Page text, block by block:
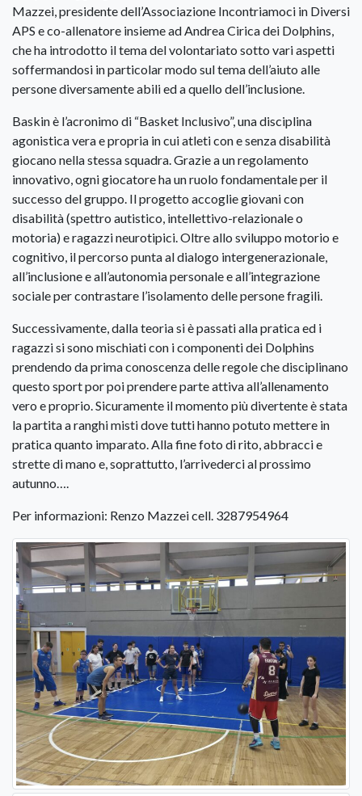
Mazzei, presidente dell’Associazione Incontriamoci in Diversi
APS e co-allenatore insieme ad Andrea Cirica dei Dolphins,
che ha introdotto il tema del volontariato sotto vari aspetti
soffermandosi in particolar modo sul tema dell’aiuto alle
persone diversamente abili ed a quello dell’inclusione.
Baskin è l’acronimo di “Basket Inclusivo”, una disciplina
agonistica vera e propria in cui atleti con e senza disabilità
giocano nella stessa squadra. Grazie a un regolamento
innovativo, ogni giocatore ha un ruolo fondamentale per il
successo del gruppo. Il progetto accoglie giovani con
disabilità (spettro autistico, intellettivo-relazionale o
motoria) e ragazzi neurotipici. Oltre allo sviluppo motorio e
cognitivo, il percorso punta al dialogo intergenerazionale,
all’inclusione e all’autonomia personale e all’integrazione
sociale per contrastare l’isolamento delle persone fragili.
Successivamente, dalla teoria si è passati alla pratica ed i
ragazzi si sono mischiati con i componenti dei Dolphins
prendendo da prima conoscenza delle regole che disciplinano
questo sport por poi prendere parte attiva all’allenamento
vero e proprio. Sicuramente il momento più divertente è stata
la partita a ranghi misti dove tutti hanno potuto mettere in
pratica quanto imparato. Alla fine foto di rito, abbracci e
strette di mano e, soprattutto, l’arrivederci al prossimo
autunno….
Per informazioni: Renzo Mazzei cell. 3287954964